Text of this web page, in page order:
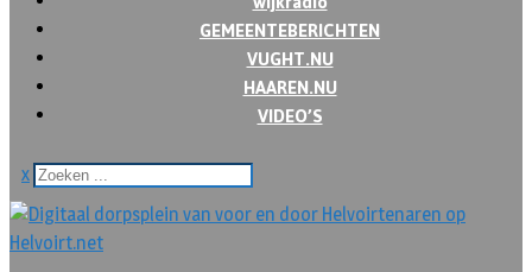
GEMEENTEBERICHTEN
VUGHT.NU
HAAREN.NU
VIDEO’S
x